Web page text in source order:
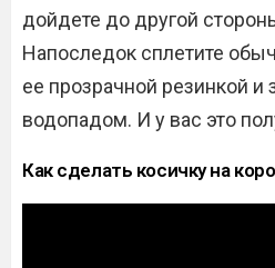
дойдете до другой
Напоследок сплетите
ее прозрачной резинкой и
водопадом. И у вас это
Как сделать косичку на